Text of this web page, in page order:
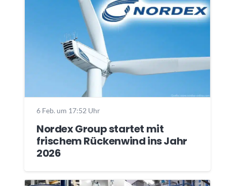
6 Feb. um 17:52 Uhr
Nordex Group startet mit
frischem Rückenwind ins Jahr
2026